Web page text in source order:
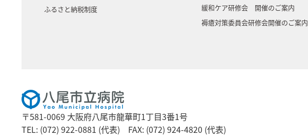
ふるさと納税制度
緩和ケア研修会 開催のご案内
褥瘡対策委員会研修会開催のご案内
〒581-0069 大阪府八尾市龍華町1丁目3番1号
TEL: (072) 922-0881 (代表) FAX: (072) 924-4820 (代表)